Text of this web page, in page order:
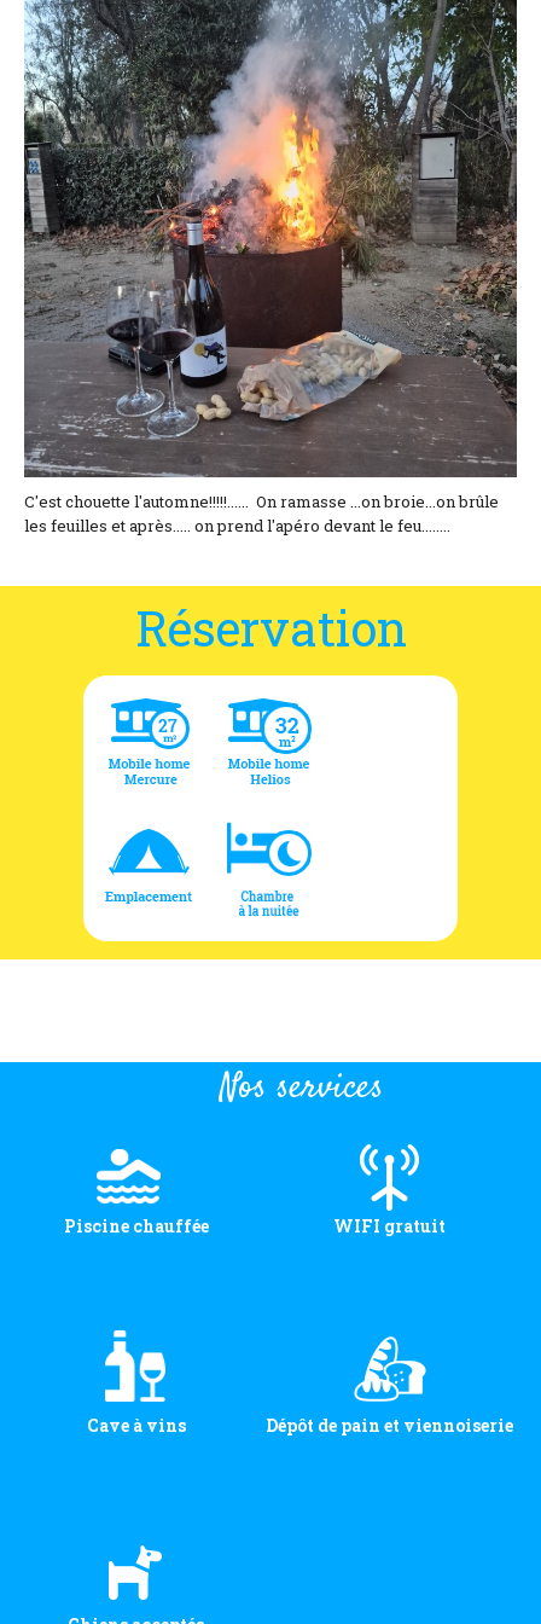
Coordonnées et accès
Formulaire de contact
Documentations
Actualités
Mobile home et tarifs
Emplacement et tarifs
Chambre à la nuitée et tarifs
C'est chouette l'automne!!!!!...... On ramasse ...on broie...on brûle
les feuilles et après..... on prend l'apéro devant le feu........
Réservation
Nos services
Piscine chauffée WIFI gratuit
Cave à vins Dépôt de pain et viennoiserie